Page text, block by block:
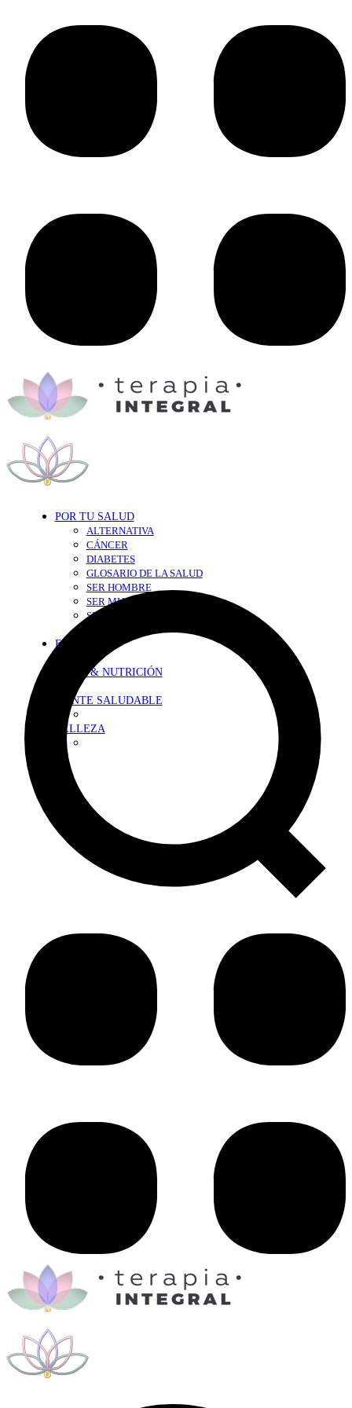
POR TU SALUD
ALTERNATIVA
CÁNCER
DIABETES
GLOSARIO DE LA SALUD
SER HOMBRE
SER MUJER
SEXY-SALUD
EN FORMA
DIETA & NUTRICIÓN
MENTE SALUDABLE
BELLEZA